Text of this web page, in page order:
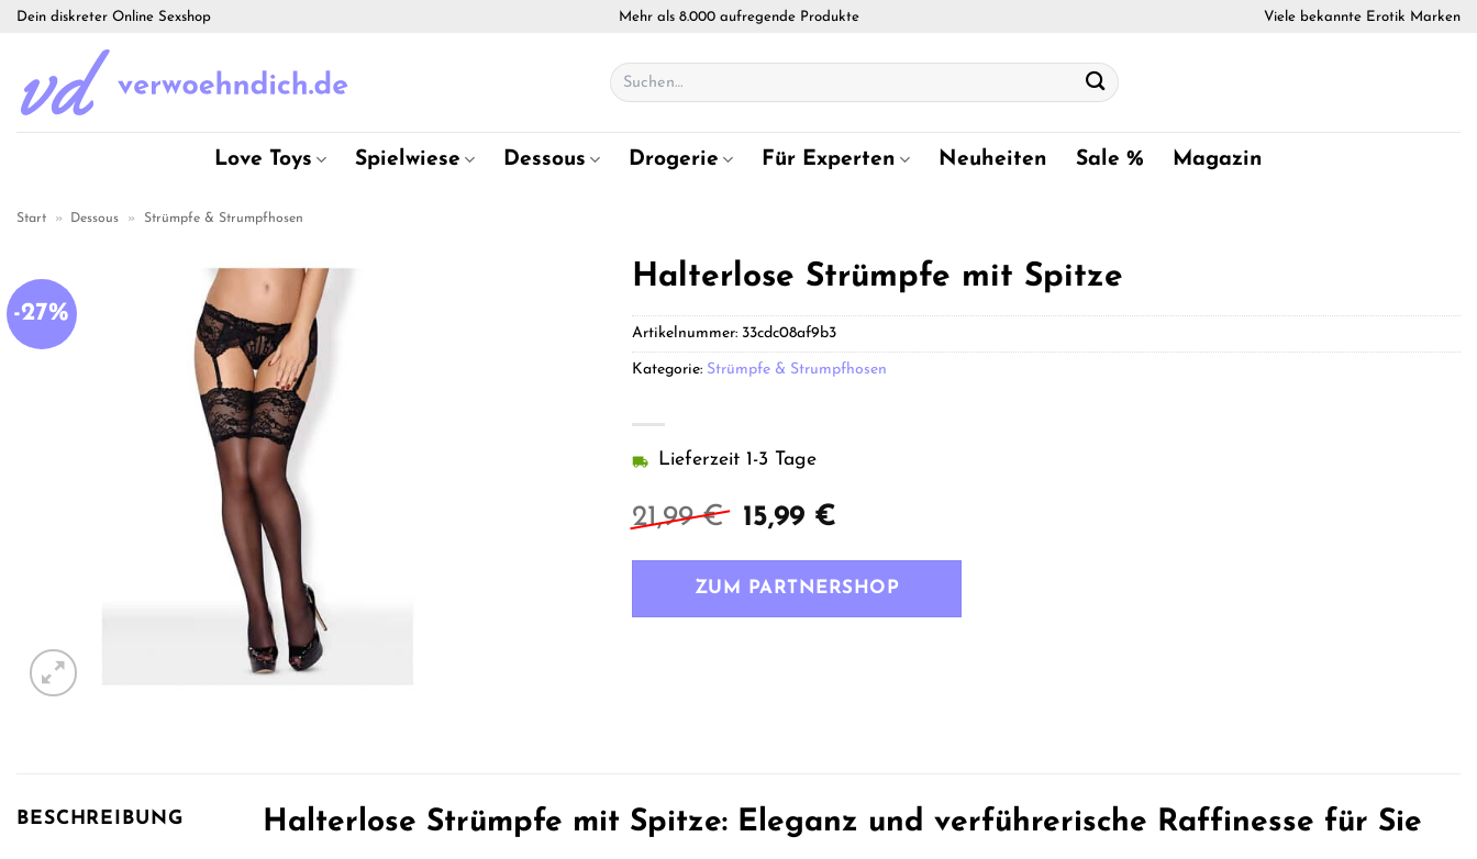
Zum
springen
Dein diskreter Online Sexshop Mehr als 8.000 aufregende Produkte Viele bekannte Erotik Marken
Suchen
nach:
Love Toys Spielwiese Dessous Drogerie Für Experten Neuheiten Sale % Magazin
Start » Dessous » Strümpfe & Strumpfhosen
-27%
Halterlose Strümpfe mit Spitze
21,99€
Ursprünglicher
war:
21,99 €
15,99 €Aktueller
ist:
15,99 €.
Lieferzeit 1-3 Tage
ZUM PARTNERSHOP
Artikelnummer: 33cdc08af9b3
Kategorie: Strümpfe & Strumpfhosen
BESCHREIBUNG Halterlose Strümpfe mit Spitze: Eleganz und verführerische Raffinesse für Sie